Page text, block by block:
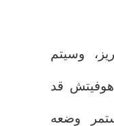
وسيتم
قد
وضعه